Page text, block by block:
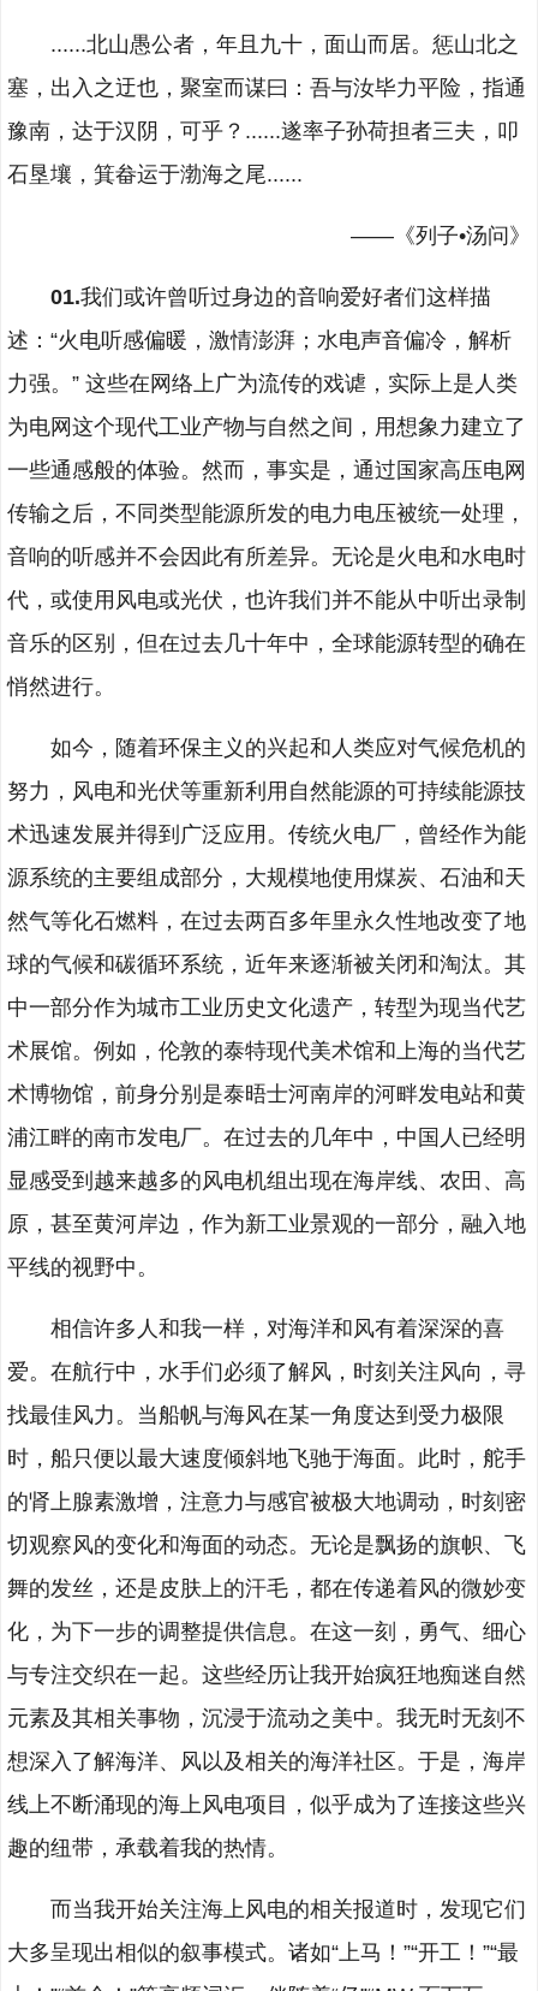
......北山愚公者，年且九十，面山而居。惩山北之
塞，出入之迂也，聚室而谋曰：吾与汝毕力平险，指通
豫南，达于汉阴，可乎？......遂率子孙荷担者三夫，叩
石垦壤，箕畚运于渤海之尾......
——《列子•汤问》
01.我们或许曾听过身边的音响爱好者们这样描
述：“火电听感偏暖，激情澎湃；水电声音偏冷，解析
力强。” 这些在网络上广为流传的戏谑，实际上是人类
为电网这个现代工业产物与自然之间，用想象力建立了
一些通感般的体验。然而，事实是，通过国家高压电网
传输之后，不同类型能源所发的电力电压被统一处理，
音响的听感并不会因此有所差异。无论是火电和水电时
代，或使用风电或光伏，也许我们并不能从中听出录制
音乐的区别，但在过去几十年中，全球能源转型的确在
悄然进行。
如今，随着环保主义的兴起和人类应对气候危机的
努力，风电和光伏等重新利用自然能源的可持续能源技
术迅速发展并得到广泛应用。传统火电厂，曾经作为能
源系统的主要组成部分，大规模地使用煤炭、石油和天
然气等化石燃料，在过去两百多年里永久性地改变了地
球的气候和碳循环系统，近年来逐渐被关闭和淘汰。其
中一部分作为城市工业历史文化遗产，转型为现当代艺
术展馆。例如，伦敦的泰特现代美术馆和上海的当代艺
术博物馆，前身分别是泰晤士河南岸的河畔发电站和黄
浦江畔的南市发电厂。在过去的几年中，中国人已经明
显感受到越来越多的风电机组出现在海岸线、农田、高
原，甚至黄河岸边，作为新工业景观的一部分，融入地
平线的视野中。
相信许多人和我一样，对海洋和风有着深深的喜
爱。在航行中，水手们必须了解风，时刻关注风向，寻
找最佳风力。当船帆与海风在某一角度达到受力极限
时，船只便以最大速度倾斜地飞驰于海面。此时，舵手
的肾上腺素激增，注意力与感官被极大地调动，时刻密
切观察风的变化和海面的动态。无论是飘扬的旗帜、飞
舞的发丝，还是皮肤上的汗毛，都在传递着风的微妙变
化，为下一步的调整提供信息。在这一刻，勇气、细心
与专注交织在一起。这些经历让我开始疯狂地痴迷自然
元素及其相关事物，沉浸于流动之美中。我无时无刻不
想深入了解海洋、风以及相关的海洋社区。于是，海岸
线上不断涌现的海上风电项目，似乎成为了连接这些兴
趣的纽带，承载着我的热情。
而当我开始关注海上风电的相关报道时，发现它们
大多呈现出相似的叙事模式。诸如“上马！”“开工！”“最